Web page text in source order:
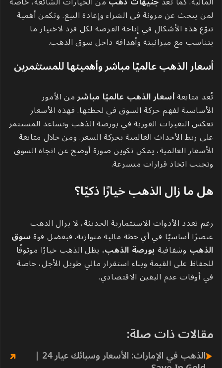
لمن يبحث عن مرونة في الشراء وإعادة البيع. وتكمن أهمية
تنوّع هذه الأشكال في إتاحة الفرصة لكل فرد لاختيار ما
يتناسب مع ميزانيته وأهدافه داخل سوق الذهب.
أسعار الذهب عالميًا مباشر وأهميتها للمستثمرين
تُعد متابعةأسعار الذهب عالميًا مباشرمن الأمور
الأساسية لفهم حركة السوق في لحظتها. فهذه الأسعار
تعكس التغيرات الفورية في بورصة الذهب وتساعد المستثمر
على ربط الأحداث العالمية بحركة السعر. ومن خلال متابعة
الأسعار العالمية، يمكن تكوين صورة أوضح عن اتجاه السوق
وتجنب اتخاذ قرارات متسرعة.
هل ما زال الذهب خيارًا ذكيًا؟
رغم تعدد الأدوات الاستثمارية الحديثة، لا يزال الذهب
عنصرًا أساسيًا في أي خطة مالية متوازنة. فبفضل قوةسوق
الذهب وشفافيةبورصة الذهب، يظل الذهب خيارًا موثوقًا
للحفاظ على القيمة وبناء استقرار مالي طويل الأجل، خاصة
في أوقات عدم اليقين الاقتصادي.
مقالات ذات صلة:
الذهب في الإمارات: الأسعار وسبائك عيار 24 |